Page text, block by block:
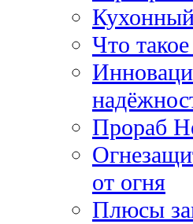
Что
Прораб
от огня
Плюсы